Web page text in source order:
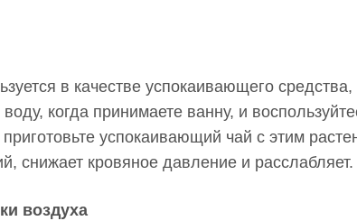
в качестве успокаивающего
когда принимаете ванну, и
успокаивающий чай с этим
снижает кровяное давление и расслабляет.
воздуха